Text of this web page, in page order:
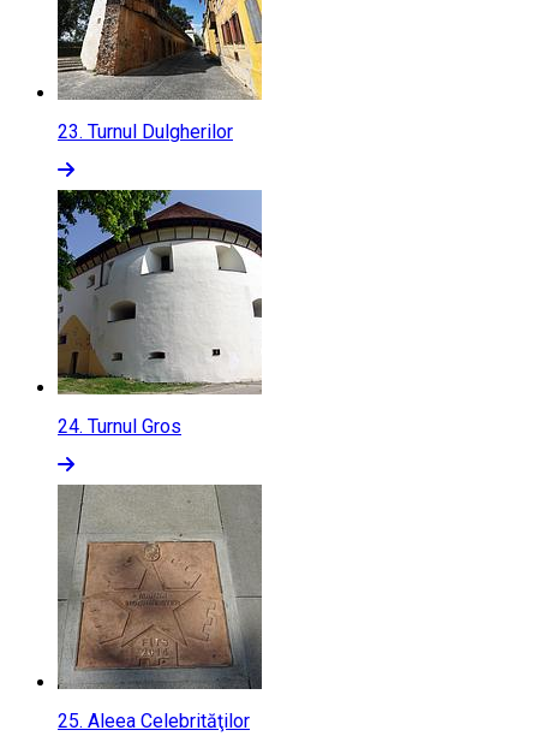
23. Turnul Dulgherilor
24. Turnul Gros
25. Aleea Celebrităţilor